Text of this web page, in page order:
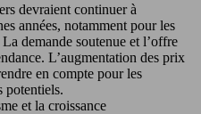
devraient continuer à
années, notamment pour les
demande soutenue et l’offre
L’augmentation des prix
en compte pour les
potentiels.
et la croissance